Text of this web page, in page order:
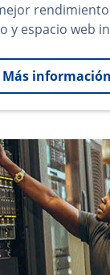
y espacio web
Más información